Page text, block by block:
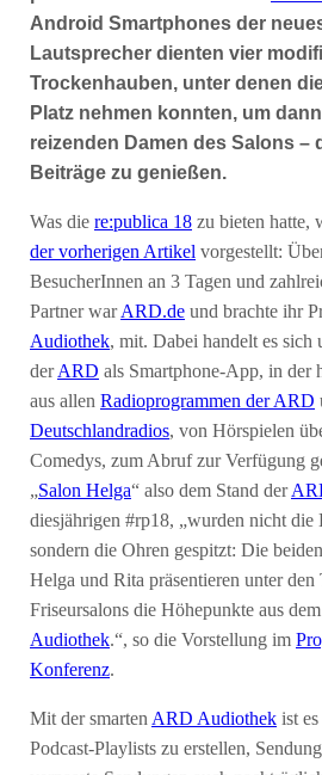
Android Smartphones der
Lautsprecher dienten vier
Trockenhauben, unter denen
Platz nehmen konnten, um
reizenden Damen des Salons –
Beiträge zu genießen.
Was die re:publica 18 zu bieten hatte,
der vorherigen Artikel vorgestellt:
BesucherInnen an 3 Tagen und
Partner warARD.de und brachte ihr
Audiothek, mit. Dabei handelt es sich
derARD als Smartphone-App, in der
aus allen Radioprogrammen der ARD
Deutschlandradios, von Hörspielen
Comedys, zum Abruf zur Verfügung
„Salon Helga“ also dem Stand der
diesjährigen #rp18, „wurden nicht die
sondern die Ohren gespitzt: Die
Helga und Rita präsentieren unter den
Friseursalons die Höhepunkte aus
Audiothek.“, so die Vorstellung im
Konferenz.
Mit der smarten ARD Audiothek ist
Podcast-Playlists zu erstellen,